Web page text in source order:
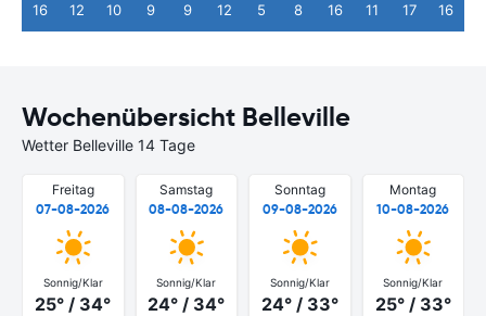
16 12 10 9 9 12 5 8 16 11 17 16
Wochenübersicht Belleville
Wetter Belleville 14 Tage
Freitag
07-08-2026
Sonnig/Klar
25° / 34°
Samstag
08-08-2026
Sonnig/Klar
24° / 34°
Sonntag
09-08-2026
Sonnig/Klar
24° / 33°
Montag
10-08-2026
Sonnig/Klar
25° / 33°